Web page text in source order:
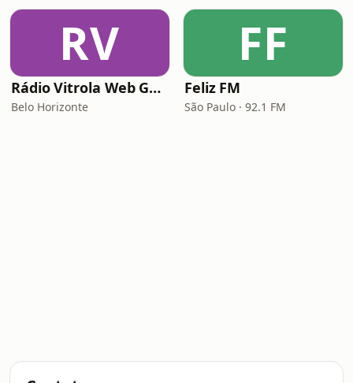
RV
Rádio Vitrola Web Gospel
Belo Horizonte
FF
Feliz FM
São Paulo · 92.1 FM